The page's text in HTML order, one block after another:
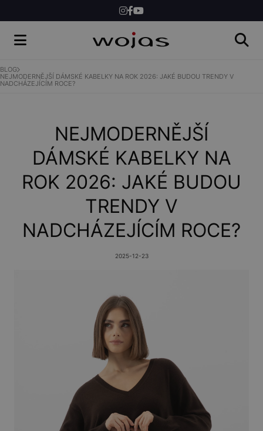
SHOP
BLOG
NEJMODERNĚJŠÍ DÁMSKÉ KABELKY NA ROK 2026: JAKÉ BUDOU TRENDY V
NADCHÁZEJÍCÍM ROCE?
NEJMODERNĚJŠÍ
DÁMSKÉ KABELKY NA
ROK 2026: JAKÉ BUDOU
TRENDY V
NADCHÁZEJÍCÍM ROCE?
2025-12-23